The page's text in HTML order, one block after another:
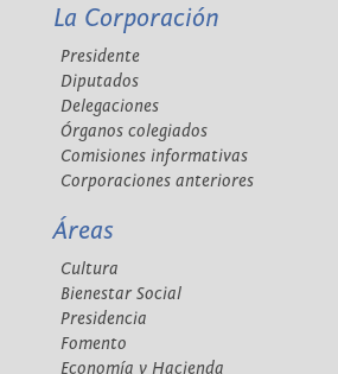
La Corporación
Presidente
Diputados
Delegaciones
Órganos colegiados
Comisiones informativas
Corporaciones anteriores
Áreas
Cultura
Bienestar Social
Presidencia
Fomento
Economía y Hacienda